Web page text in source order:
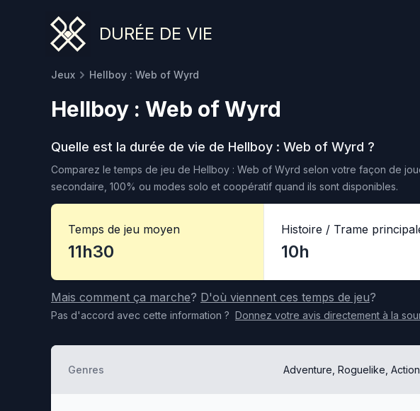
DURÉE DE VIE
Jeux Hellboy : Web of Wyrd
Hellboy : Web of Wyrd
Quelle est la durée de vie de Hellboy : Web of Wyrd ?
Comparez le temps de jeu de Hellboy : Web of Wyrd selon votre façon de
secondaire, 100% ou modes solo et coopératif quand ils sont disponibles.
Temps de jeu moyen
11h30
Histoire / Trame
10h
Mais comment ça marche? D'où viennent ces temps de jeu?
Pas d'accord avec cette information ? Donnez votre avis directement à la
Genres Adventure, Roguelike, Action